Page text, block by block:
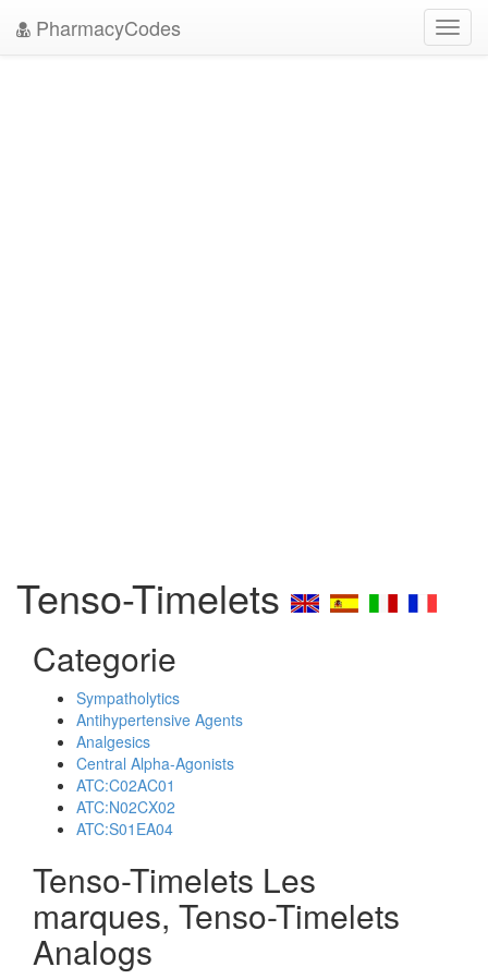
PharmacyCodes
Tenso-Timelets
Categorie
Sympatholytics
Antihypertensive Agents
Analgesics
Central Alpha-Agonists
ATC:C02AC01
ATC:N02CX02
ATC:S01EA04
Tenso-Timelets Les
marques, Tenso-Timelets
Analogs